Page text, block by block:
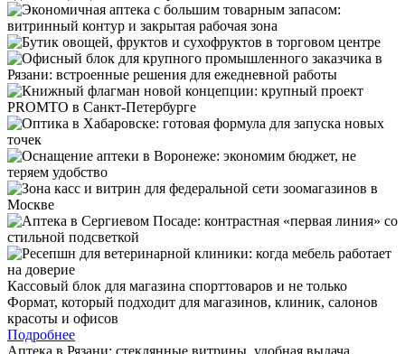
Кассовый блок для магазина спорттоваров и не только
Формат, который подходит для магазинов, клиник, салонов
красоты и офисов
Подробнее
Аптека в Рязани: стеклянные витрины, удобная выдача